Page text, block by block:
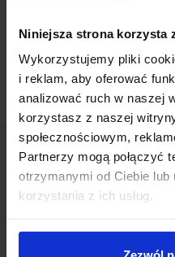
Niniejsza strona korzysta
Wykorzystujemy pliki
i reklam, aby oferować
analizować ruch w naszej
korzystasz z naszej
społecznościowym,
Partnerzy mogą połączyć
otrzymanymi od Ciebie
korzystania z ich usług.
Opinie